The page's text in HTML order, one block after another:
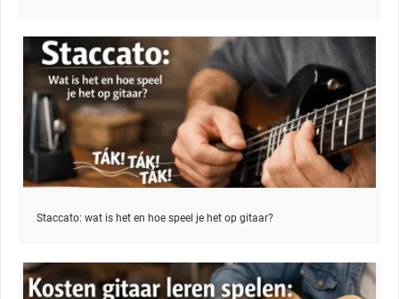
Staccato: wat is het en hoe speel je het op gitaar?